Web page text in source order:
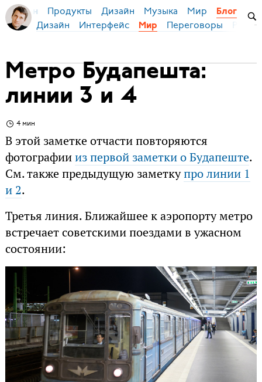
Бирман Продукты Дизайн Музыка Мир Блог
Дизайн Интерфейс Мир Переговоры
Метро Будапешта:
линии 3 и 4
4 мин
В этой заметке отчасти повторяются
фотографиииз первой заметки о Будапеште.
См. также предыдущую заметкупро линии 1
и 2.
Третья линия. Ближайшее к аэропорту метро
встречает советскими поездами в ужасном
состоянии: